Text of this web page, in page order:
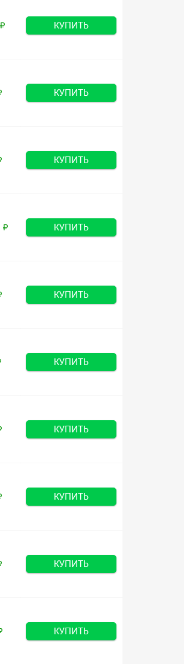
КУПИТЬ
КУПИТЬ
КУПИТЬ
КУПИТЬ
КУПИТЬ
КУПИТЬ
КУПИТЬ
КУПИТЬ
КУПИТЬ
КУПИТЬ